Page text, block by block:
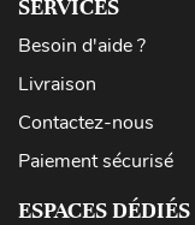
SERVICES
Besoin d'aide ?
Livraison
Contactez-nous
Paiement sécurisé
ESPACES DÉDIÉS